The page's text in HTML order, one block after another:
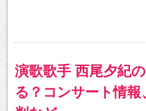
演歌歌手 西尾夕紀
る？コンサート情